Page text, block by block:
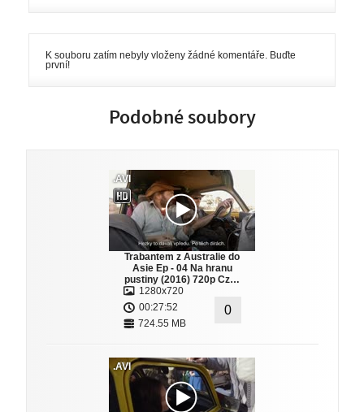
K souboru zatím nebyly vloženy žádné komentáře. Buďte
první!
Podobné soubory
.AVI
Trabantem z Australie do
Asie Ep - 04 Na hranu
pustiny (2016) 720p Cz…
1280x720
00:27:52
724.55 MB
0
.AVI